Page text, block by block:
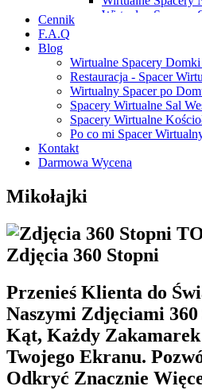
Wirtualne Spacery
Wirtualne Spacery
Wirtualne Spacery
Wirtualne Spacery
Wirtualne Spacery
Wirtualne Spacery
Wirtualne Spacery
Wirtualne Spacery
Wirtualne Spacery
Wirtualne Spacery
Wirtualne Spacery
Wirtualne Spacery
Wirtualne Spacery
Wirtualne Spacery
Cennik
F.A.Q
Blog
Wirtualne Spacery
Restauracja - Spacer
Wirtualny Spacer po
Spacery Wirtualne Sal
Spacery Wirtualne
Po co mi Spacer
Kontakt
Darmowa Wycena
Mikołajki
​Zdjęcia 360 Stopni
Przenieś Klienta do
Naszymi Zdjęciami
Kąt, Każdy Zakamarek
Twojego Ekranu.
Odkryć Znacznie